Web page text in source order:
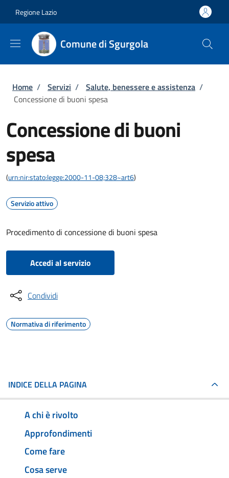
Regione Lazio
Comune di Sgurgola
Briciole di pane
Home / Servizi / Salute, benessere e assistenza /
Concessione di buoni spesa
Concessione di buoni
spesa
(urn:nir:stato:legge:2000-11-08;328~art6)
Servizio attivo
Procedimento di concessione di buoni spesa
Accedi al servizio
Condividi
Normativa di riferimento
INDICE DELLA PAGINA
A chi è rivolto
Approfondimenti
Come fare
Cosa serve